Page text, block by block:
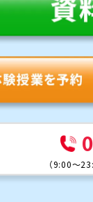
（9:00～